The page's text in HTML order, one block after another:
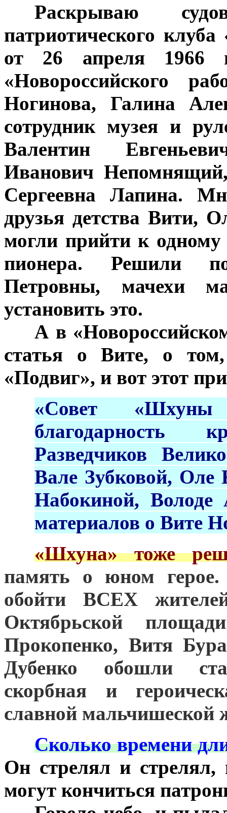
Раскрываю
патриотического
от 26 апреля 1966
«Новороссийского
Ногинова, Галина
сотрудник музея и
Валентин
Иванович
Сергеевна Лапина.
друзья детства Вити,
могли прийти к
пионера. Решили
Петровны, мачехи
установить это.
А в
статья о Вите, о том,
«Подвиг», и вот этот
«Совет «Шхуны
благодарность
Разведчиков
Вале Зубковой, Оле
Набокиной,
материалов о Вите
«Шхуна» тоже
память о юном
обойти ВСЕХ
Октябрьской
Прокопенко, Витя
Дубенко обошли
скорбная и
славной
Сколько времени
Он стрелял и
могут кончиться